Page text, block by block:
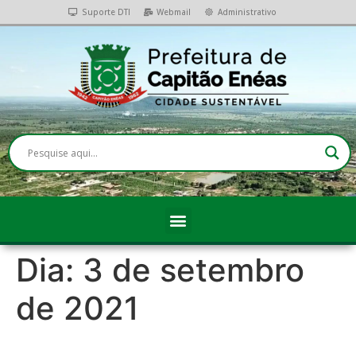
Suporte DTI Webmail Administrativo
Dia: 3 de setembro
de 2021